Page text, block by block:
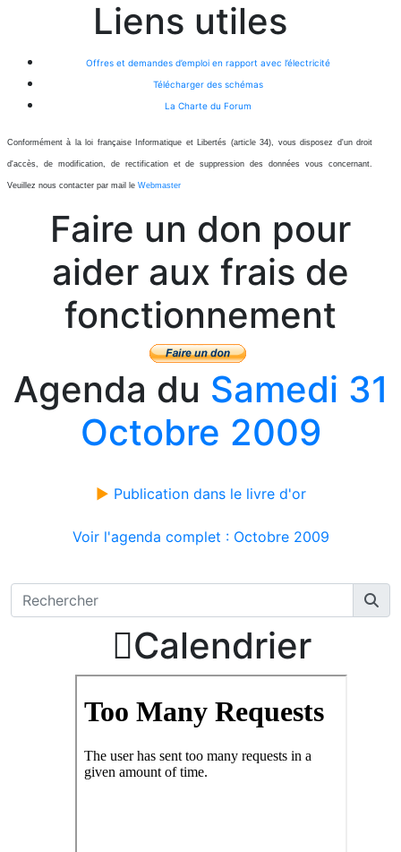
Liens utiles
Offres et demandes d’emploi en rapport avec l’électricité
Télécharger des schémas
La Charte du Forum
Conformément à la loi française Informatique et Libertés (article 34), vous disposez d'un droit
d'accès, de modification, de rectification et de suppression des données vous concernant.
Veuillez nous contacter par mail le Webmaster
Faire un don pour
aider aux frais de
fonctionnement
Agenda du Samedi 31
Octobre 2009
► Publication dans le livre d'or
Voir l'agenda complet : Octobre 2009
Calendrier